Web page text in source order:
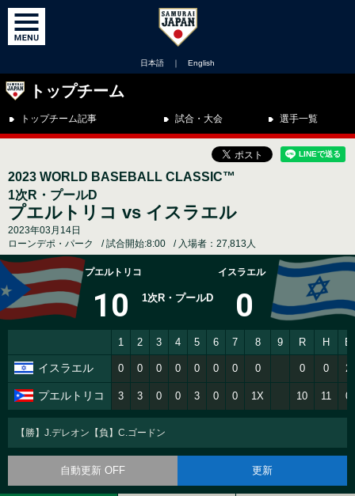
日本語 ｜ English
トップチーム
トップチーム記事 試合・大会 選手一覧
2023 WORLD BASEBALL CLASSIC™
1次R・プールD
プエルトリコ vs イスラエル
2023年03月14日
ローンデポ・パーク
試合開始:8:00 入場者：27,813人
プエルトリコ
10 1次R・プールD
イスラエル
0
1 2 3 4 5 6 7 8 9 R H E
イスラエル 0 0 0 0 0 0 0 0 0 0 2
プエルトリコ 3 3 0 0 3 0 0 1X 10 11 0
【勝】J.デレオン【負】C.ゴードン
自動更新 OFF 更新